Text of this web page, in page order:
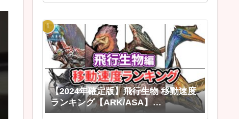
【2024年確定版】飛行生物 移動速度
ランキング【ARK/ASA】
【ARK:Survival Ascended ゆっくり